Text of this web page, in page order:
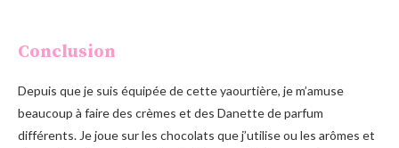
Conclusion
Depuis que je suis équipée de cette yaourtière, je m’amuse
beaucoup à faire des crèmes et des Danette de parfum
différents. Je joue sur les chocolats que j’utilise ou les arômes et